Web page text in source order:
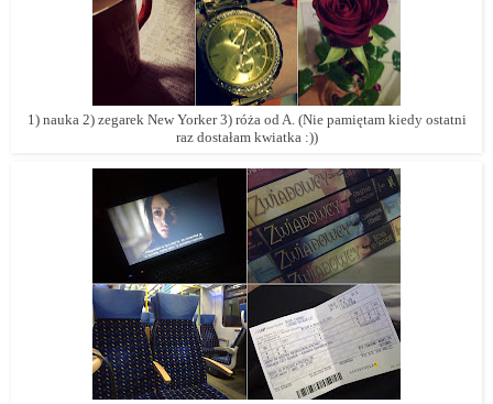
1) nauka 2) zegarek New Yorker 3) róża od A. (Nie pamiętam kiedy ostatni
raz dostałam kwiatka :))